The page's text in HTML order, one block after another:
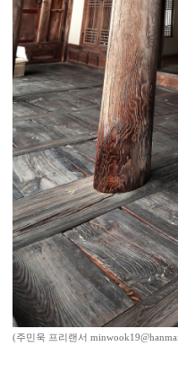
(주민욱 프리랜서